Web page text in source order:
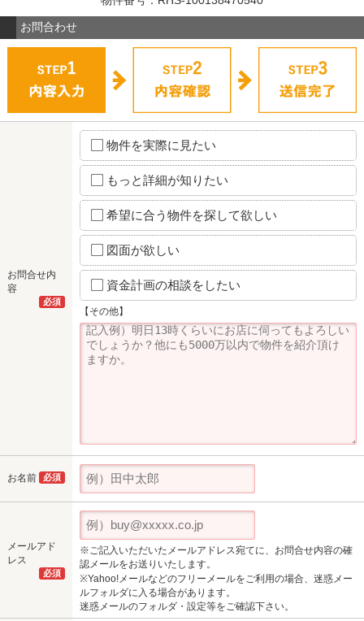
お問合わせ
お問合せ内
容
必須
物件を実際に見たい
もっと詳細が知りたい
希望に合う物件を探して欲しい
図面が欲しい
資金計画の相談をしたい
【その他】
お名前 必須
メールアド
レス
必須
※ご記入いただいたメールアドレス宛てに、お問合せ内容の確
認メールをお送りいたします。
※Yahoo!メールなどのフリーメールをご利用の場合、迷惑メー
ルフォルダに入る場合があります。
迷惑メールのフォルダ・設定等をご確認下さい。